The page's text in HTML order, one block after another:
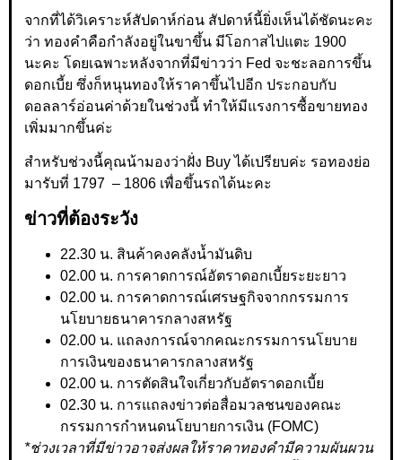
จากที่ได้วิเคราะห์สัปดาห์ก่อน สัปดาห์นี้ยิ่งเห็นได้ชัดนะคะ
ว่า ทองคำคือกำลังอยู่ในขาขึ้น มีโอกาสไปแตะ 1900
นะคะ โดยเฉพาะหลังจากที่มีข่าวว่า Fed จะชะลอการขึ้น
ดอกเบี้ย ซึ่งก็หนุนทองให้ราคาขึ้นไปอีก ประกอบกับ
ดอลลาร์อ่อนค่าด้วยในช่วงนี้ ทำให้มีแรงการซื้อขายทอง
เพิ่มมากขึ้นค่ะ
สำหรับช่วงนี้คุณน้ามองว่าฝั่ง Buy ได้เปรียบค่ะ รอทองย่อ
มารับที่ 1797 – 1806 เพื่อขึ้นรถได้นะคะ
ข่าวที่ต้องระวัง
22.30 น. สินค้าคงคลังน้ำมันดิบ
02.00 น. การคาดการณ์อัตราดอกเบี้ยระยะยาว
02.00 น. การคาดการณ์เศรษฐกิจจากกรรมการ
นโยบายธนาคารกลางสหรัฐ
02.00 น. แถลงการณ์จากคณะกรรมการนโยบาย
การเงินของธนาคารกลางสหรัฐ
02.00 น. การตัดสินใจเกี่ยวกับอัตราดอกเบี้ย
02.30 น. การแถลงข่าวต่อสื่อมวลชนของคณะ
กรรมการกำหนดนโยบายการเงิน (FOMC)
*ช่วงเวลาที่มีข่าวอาจส่งผลให้ราคาทองคำมีความผันผวน